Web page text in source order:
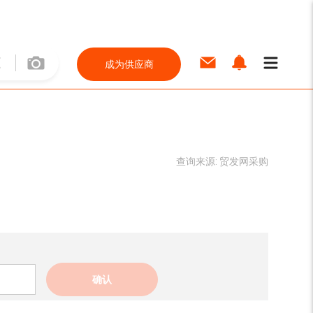
成为供应商
查询来源: 贸发网采购
确认